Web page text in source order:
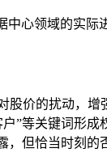
心领域的实
价的扰动，增
”等关键词形成
但恰当时刻的